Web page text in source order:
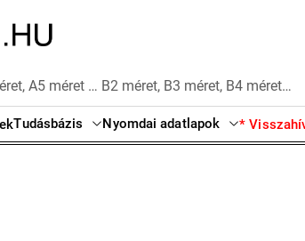
A5 méret … B2 méret, B3 méret, B4 méret…
Tudásbázis Nyomdai adatlapok *